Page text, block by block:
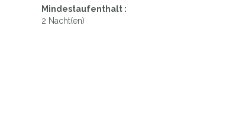
Mindestaufenthalt :
2 Nacht(en)